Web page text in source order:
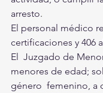
arresto.
El personal médico
certificaciones y 406
El  Juzgado de
menores de edad;
género  femenino, a